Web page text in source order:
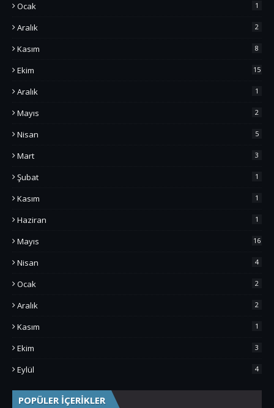
Ocak 1
Aralık 2
Kasım 8
Ekim 15
Aralık 1
Mayıs 2
Nisan 5
Mart 3
Şubat 1
Kasım 1
Haziran 1
Mayıs 16
Nisan 4
Ocak 2
Aralık 2
Kasım 1
Ekim 3
Eylül 4
POPÜLER İÇERİKLER